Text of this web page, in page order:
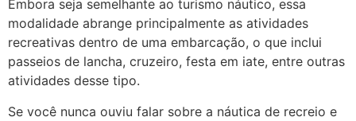
Embora seja semelhante ao turismo náutico, essa
modalidade abrange principalmente as atividades
recreativas dentro de uma embarcação, o que inclui
passeios de lancha, cruzeiro, festa em iate, entre outras
atividades desse tipo.
Se você nunca ouviu falar sobre a náutica de recreio e